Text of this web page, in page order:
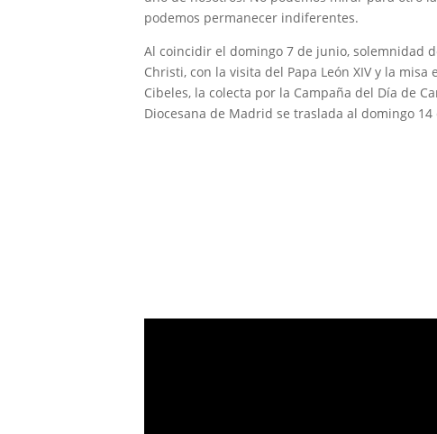
podemos permanecer indiferentes.
Al coincidir el domingo 7 de junio, solemnidad
Christi, con la visita del Papa León XIV y la misa
Cibeles, la colecta por la Campaña del Día de
Diocesana de Madrid se traslada al domingo